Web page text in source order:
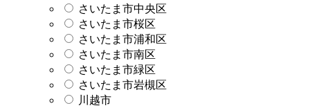
さいたま市中央区
さいたま市桜区
さいたま市浦和区
さいたま市南区
さいたま市緑区
さいたま市岩槻区
川越市